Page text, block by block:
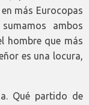
más Eurocopas
ambos
hombre que más
es una locura,
Qué partido de